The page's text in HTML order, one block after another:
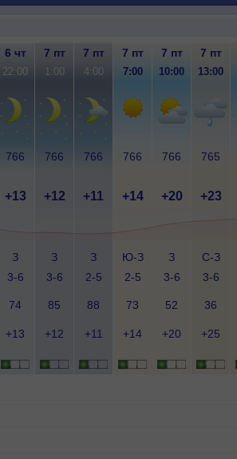
6 чт 7 пт 7 пт 7 пт 7 пт 7 пт
22:00 1:00 4:00 7:00 10:00 13:00
766 766 766 766 766 765
+13 +12 +11 +14 +20 +23
З
3-6
З
3-6
З
2-5
Ю-З
2-5
З
3-6
С-З
3-6
74 85 88 73 52 36
+13 +12 +11 +14 +20 +25